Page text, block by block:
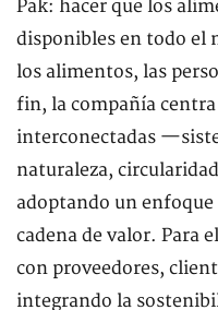
Pak: hacer que los
disponibles en todo el
los alimentos, las
fin, la compañía centra
interconectadas
naturaleza,
adoptando un
cadena de valor. Para
con proveedores,
integrando la